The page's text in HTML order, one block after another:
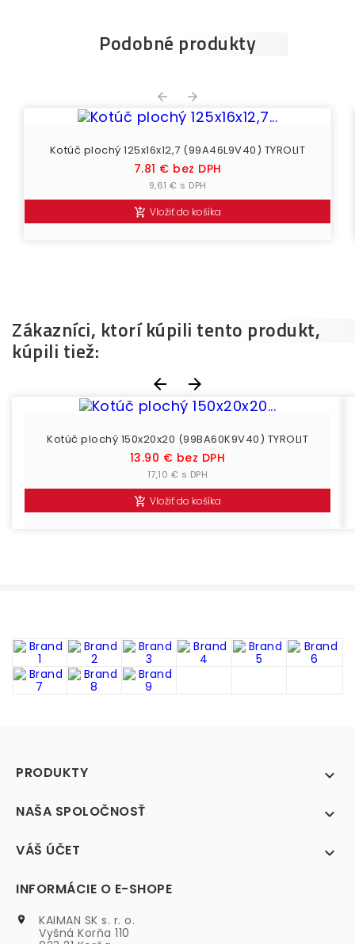
Podobné produkty
 
Kotúč plochý 125x16x12,7 (99A46L9V40) TYROLIT
Cena
7.81 € bez DPH
9,61 € s DPH
 Vložiť do košíka
Zákazníci, ktorí kúpili tento produkt,
kúpili tiež:
 
Kotúč plochý 150x20x20 (99BA60K9V40) TYROLIT
Cena
13.90 € bez DPH
17,10 € s DPH
 Vložiť do košíka
PRODUKTY 
NAŠA SPOLOČNOSŤ 
VÁŠ ÚČET 
INFORMÁCIE O E-SHOPE

KAIMAN SK s. r. o.
Vyšná Korňa 110